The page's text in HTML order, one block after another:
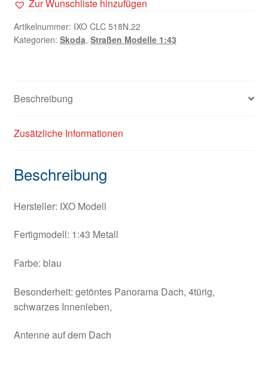
Zur Wunschliste hinzufügen
Artikelnummer: IXO CLC 518N.22
Kategorien: Skoda, Straßen Modelle 1:43
Beschreibung
Zusätzliche Informationen
Beschreibung
Hersteller: IXO Modell
Fertigmodell: 1:43 Metall
Farbe: blau
Besonderheit: getöntes Panorama Dach, 4türig,
schwarzes Innenleben,
Antenne auf dem Dach